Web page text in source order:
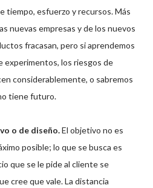
tiempo, esfuerzo y recursos. Más
nuevas empresas y de los nuevos
fracasan, pero si aprendemos
experimentos, los riesgos de
considerablemente, o sabremos
tiene futuro.
o de diseño.El objetivo no es
posible; lo que se busca es
que se le pide al cliente se
cree que vale. La distancia